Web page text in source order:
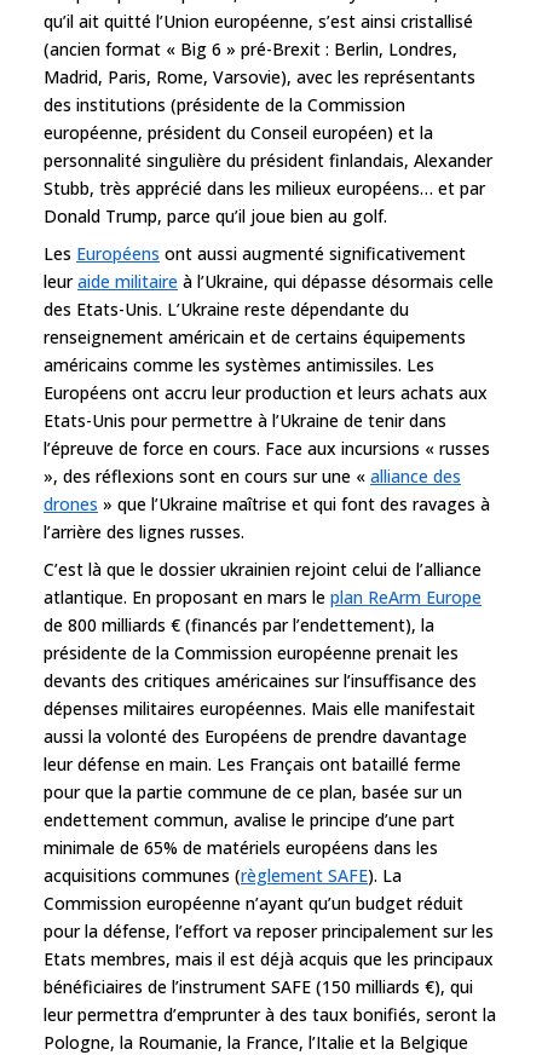
qu’il ait quitté l’Union européenne, s’est ainsi cristallisé
(ancien format « Big 6 » pré-Brexit : Berlin, Londres,
Madrid, Paris, Rome, Varsovie), avec les représentants
des institutions (présidente de la Commission
européenne, président du Conseil européen) et la
personnalité singulière du président finlandais, Alexander
Stubb, très apprécié dans les milieux européens… et par
Donald Trump, parce qu’il joue bien au golf.
Les Européens ont aussi augmenté significativement
leuraide militaire à l’Ukraine, qui dépasse désormais celle
des Etats-Unis. L’Ukraine reste dépendante du
renseignement américain et de certains équipements
américains comme les systèmes antimissiles. Les
Européens ont accru leur production et leurs achats aux
Etats-Unis pour permettre à l’Ukraine de tenir dans
l’épreuve de force en cours. Face aux incursions « russes
», des réflexions sont en cours sur une « alliance des
drones » que l’Ukraine maîtrise et qui font des ravages à
l’arrière des lignes russes.
C’est là que le dossier ukrainien rejoint celui de l’alliance
atlantique. En proposant en mars le plan ReArm Europe
de 800 milliards € (financés par l’endettement), la
présidente de la Commission européenne prenait les
devants des critiques américaines sur l’insuffisance des
dépenses militaires européennes. Mais elle manifestait
aussi la volonté des Européens de prendre davantage
leur défense en main. Les Français ont bataillé ferme
pour que la partie commune de ce plan, basée sur un
endettement commun, avalise le principe d’une part
minimale de 65% de matériels européens dans les
acquisitions communes (règlement SAFE). La
Commission européenne n’ayant qu’un budget réduit
pour la défense, l’effort va reposer principalement sur les
Etats membres, mais il est déjà acquis que les principaux
bénéficiaires de l’instrument SAFE (150 milliards €), qui
leur permettra d’emprunter à des taux bonifiés, seront la
Pologne, la Roumanie, la France, l’Italie et la Belgique